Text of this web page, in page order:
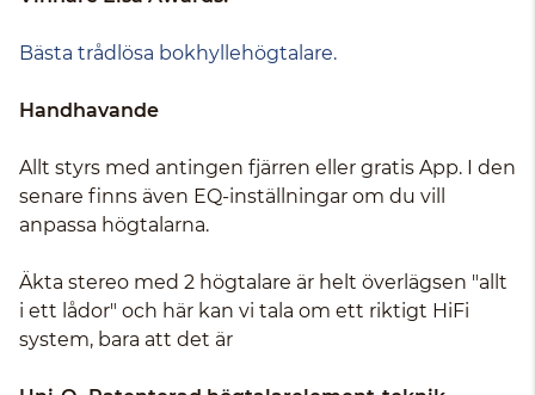
Bästa trådlösa bokhyllehögtalare.
Handhavande
Allt styrs med antingen fjärren eller gratis App. I den
senare finns även EQ-inställningar om du vill
anpassa högtalarna.
Äkta stereo med 2 högtalare är helt överlägsen "allt
i ett lådor" och här kan vi tala om ett riktigt HiFi
system, bara att det är